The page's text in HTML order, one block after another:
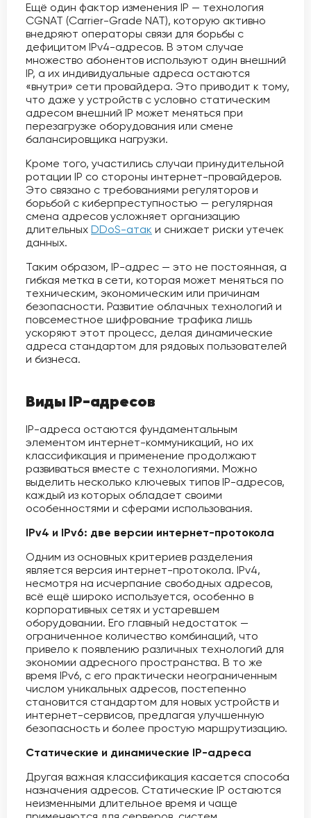
Ещё один фактор изменения IP — технология
CGNAT (Carrier-Grade NAT), которую активно
внедряют операторы связи для борьбы с
дефицитом IPv4-адресов. В этом случае
множество абонентов используют один внешний
IP, а их индивидуальные адреса остаются
«внутри» сети провайдера. Это приводит к тому,
что даже у устройств с условно статическим
адресом внешний IP может меняться при
перезагрузке оборудования или смене
балансировщика нагрузки.
Кроме того, участились случаи принудительной
ротации IP со стороны интернет-провайдеров.
Это связано с требованиями регуляторов и
борьбой с киберпреступностью — регулярная
смена адресов усложняет организацию
длительных DDoS-атак и снижает риски утечек
данных.
Таким образом, IP-адрес — это не постоянная, а
гибкая метка в сети, которая может меняться по
техническим, экономическим или причинам
безопасности. Развитие облачных технологий и
повсеместное шифрование трафика лишь
ускоряют этот процесс, делая динамические
адреса стандартом для рядовых пользователей
и бизнеса.
Виды IP-адресов
IP-адреса остаются фундаментальным
элементом интернет-коммуникаций, но их
классификация и применение продолжают
развиваться вместе с технологиями. Можно
выделить несколько ключевых типов IP-адресов,
каждый из которых обладает своими
особенностями и сферами использования.
IPv4 и IPv6: две версии интернет-протокола
Одним из основных критериев разделения
является версия интернет-протокола. IPv4,
несмотря на исчерпание свободных адресов,
всё ещё широко используется, особенно в
корпоративных сетях и устаревшем
оборудовании. Его главный недостаток —
ограниченное количество комбинаций, что
привело к появлению различных технологий для
экономии адресного пространства. В то же
время IPv6, с его практически неограниченным
числом уникальных адресов, постепенно
становится стандартом для новых устройств и
интернет-сервисов, предлагая улучшенную
безопасность и более простую маршрутизацию.
Статические и динамические IP-адреса
Другая важная классификация касается способа
назначения адресов. Статические IP остаются
неизменными длительное время и чаще